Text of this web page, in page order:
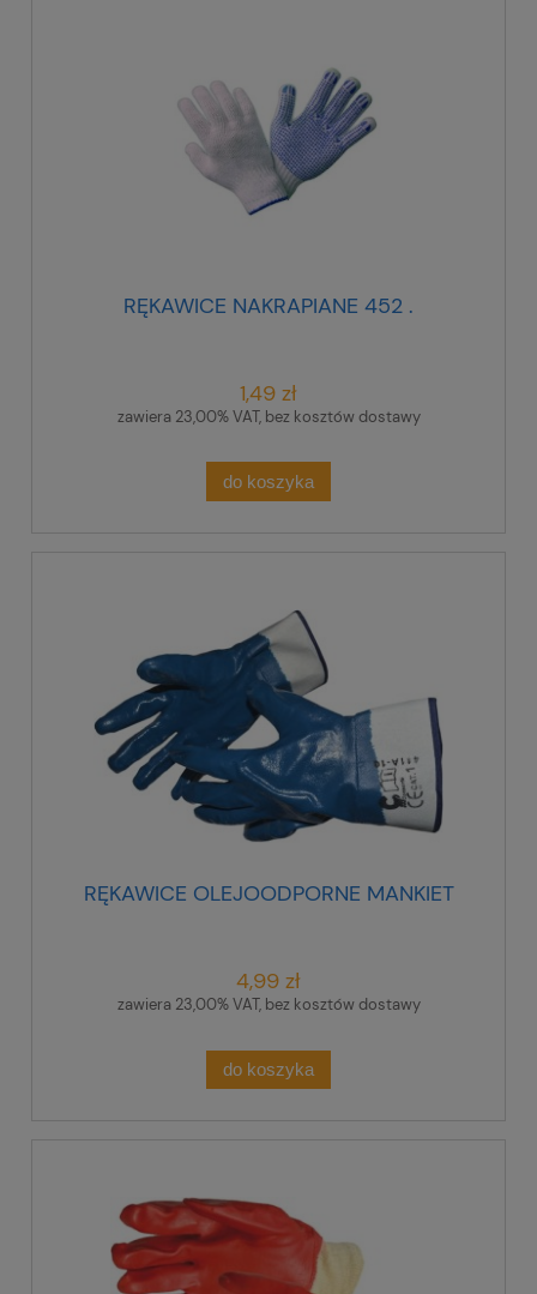
RĘKAWICE NAKRAPIANE 452 .
1,49 zł
zawiera 23,00% VAT, bez kosztów dostawy
do koszyka
RĘKAWICE OLEJOODPORNE MANKIET
4,99 zł
zawiera 23,00% VAT, bez kosztów dostawy
do koszyka